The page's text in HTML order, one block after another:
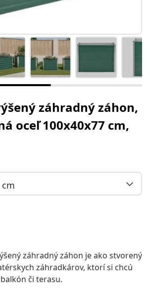
záhradný záhon,
oceľ 100x40x77 cm,
cm
záhradný záhon je ako stvorený
záhradkárov, ktorí si chcú
či terasu.